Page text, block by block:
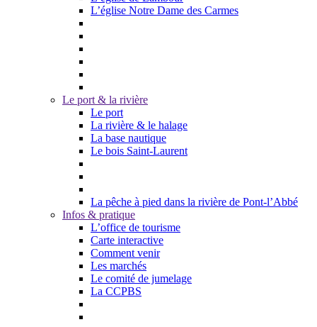
L’église Notre Dame des Carmes
Le port & la rivière
Le port
La rivière & le halage
La base nautique
Le bois Saint-Laurent
La pêche à pied dans la rivière de Pont-l’Abbé
Infos & pratique
L’office de tourisme
Carte interactive
Comment venir
Les marchés
Le comité de jumelage
La CCPBS